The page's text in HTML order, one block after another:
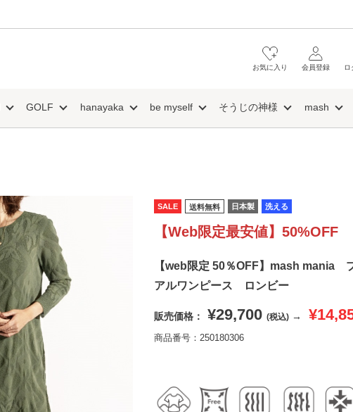
ロ
会員登録
お気に入り
GOLF hanayaka be myself そうじの神様 mash
SALE 送料無料 日本製 洗える
【Web限定最安値】50%OFF
【web限定 50％OFF】mash mania
アルワンピース ロンビー
販売価格： ¥29,700 (税込) →
商品番号：250180306